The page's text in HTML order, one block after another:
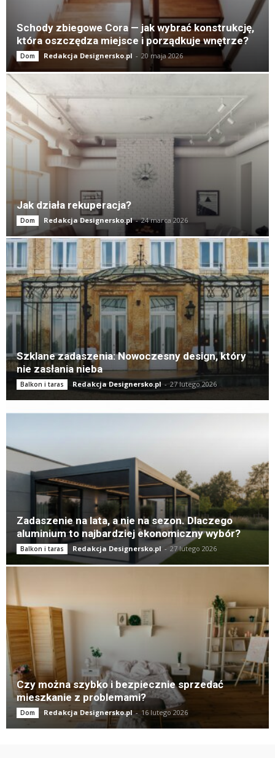
Schody zbiegowe Cora — jak wybrać konstrukcję,
która oszczędza miejsce i porządkuje wnętrze?
Dom Redakcja Designersko.pl - 20 maja 2026
Jak działa rekuperacja?
Dom Redakcja Designersko.pl - 24 marca 2026
Szklane zadaszenia: Nowoczesny design, który
nie zasłania nieba
Balkon i taras Redakcja Designersko.pl - 27 lutego 2026
Zadaszenie na lata, a nie na sezon. Dlaczego
aluminium to najbardziej ekonomiczny wybór?
Balkon i taras Redakcja Designersko.pl - 27 lutego 2026
Czy można szybko i bezpiecznie sprzedać
mieszkanie z problemami?
Dom Redakcja Designersko.pl - 16 lutego 2026